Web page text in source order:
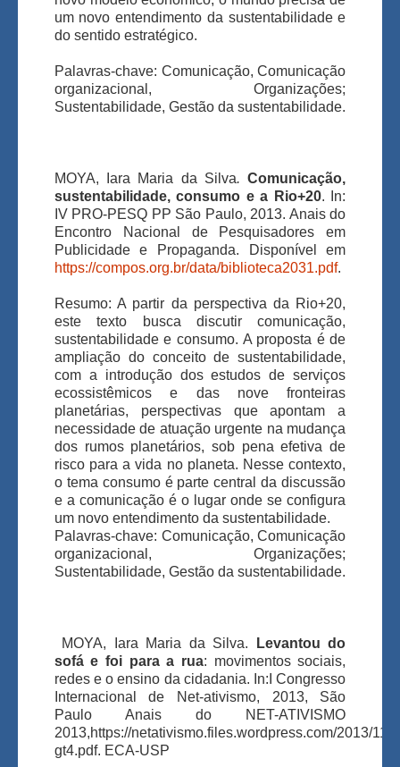
um novo entendimento da sustentabilidade e
do sentido estratégico.
Palavras-chave: Comunicação, Comunicação
organizacional, Organizações;
Sustentabilidade, Gestão da sustentabilidade.
MOYA, Iara Maria da Silva. Comunicação,
sustentabilidade, consumo e a Rio+20. In:
IV PRO-PESQ PP São Paulo, 2013. Anais do
Encontro Nacional de Pesquisadores em
Publicidade e Propaganda. Disponível em
https://compos.org.br/data/biblioteca2031.pdf.
Resumo: A partir da perspectiva da Rio+20,
este texto busca discutir comunicação,
sustentabilidade e consumo. A proposta é de
ampliação do conceito de sustentabilidade,
com a introdução dos estudos de serviços
ecossistêmicos e das nove fronteiras
planetárias, perspectivas que apontam a
necessidade de atuação urgente na mudança
dos rumos planetários, sob pena efetiva de
risco para a vida no planeta. Nesse contexto,
o tema consumo é parte central da discussão
e a comunicação é o lugar onde se configura
um novo entendimento da sustentabilidade.
Palavras-chave: Comunicação, Comunicação
organizacional, Organizações;
Sustentabilidade, Gestão da sustentabilidade.
MOYA, Iara Maria da Silva.
Levantou do
sofá e foi para a rua: movimentos sociais,
redes e o ensino da cidadania. In:I Congresso
Internacional de Net-ativismo, 2013, São
Paulo Anais do NET-ATIVISMO
2013,https://netativismo.files.wordpress.com/2013/11/
gt4.pdf. ECA-USP